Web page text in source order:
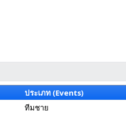
ประเภท (Events)
ทีมชาย